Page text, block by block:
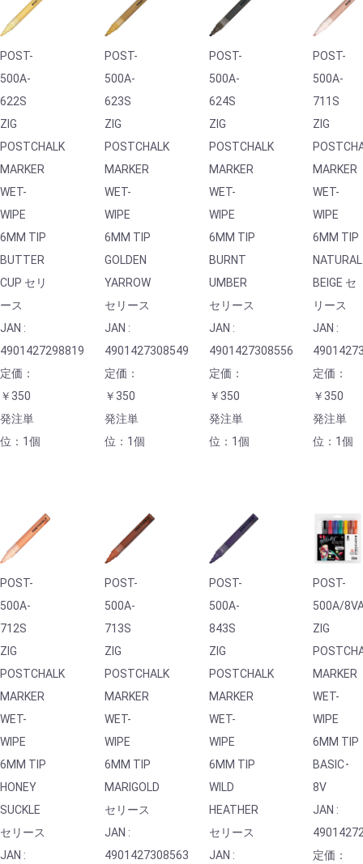
POST-
500A-
622S
ZIG
POSTCHALK
MARKER
WET-
WIPE
6MM TIP
BUTTER
CUP セリ
ース
JAN :
4901427298819
定価：
￥350
発注単
位：1個
POST-
500A-
623S
ZIG
POSTCHALK
MARKER
WET-
WIPE
6MM TIP
GOLDEN
YARROW
セリース
JAN :
4901427308549
定価：
￥350
発注単
位：1個
POST-
500A-
624S
ZIG
POSTCHALK
MARKER
WET-
WIPE
6MM TIP
BURNT
UMBER
セリース
JAN :
4901427308556
定価：
￥350
発注単
位：1個
POST-
500A-
711S
ZIG
MARKER
WET-
WIPE
6MM TIP
NATURAL
BEIGE セ
リース
JAN :
定価：
￥350
発注単
位：1個
POST-
500A-
712S
ZIG
POSTCHALK
MARKER
WET-
WIPE
6MM TIP
HONEY
SUCKLE
セリース
JAN :
POST-
500A-
713S
ZIG
POSTCHALK
MARKER
WET-
WIPE
6MM TIP
MARIGOLD
セリース
JAN :
4901427308563
POST-
500A-
843S
ZIG
POSTCHALK
MARKER
WET-
WIPE
6MM TIP
WILD
HEATHER
セリース
JAN :
POST-
500A/
ZIG
MARKER
WET-
WIPE
6MM TIP
BASIC･
8V
JAN :
定価：